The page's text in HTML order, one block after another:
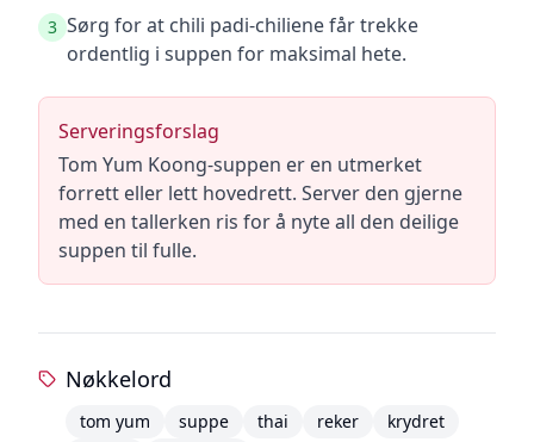
3 Sørg for at chili padi-chiliene får trekke
ordentlig i suppen for maksimal hete.
Serveringsforslag
Tom Yum Koong-suppen er en utmerket
forrett eller lett hovedrett. Server den gjerne
med en tallerken ris for å nyte all den deilige
suppen til fulle.
Nøkkelord
tom yum suppe thai reker
krydret